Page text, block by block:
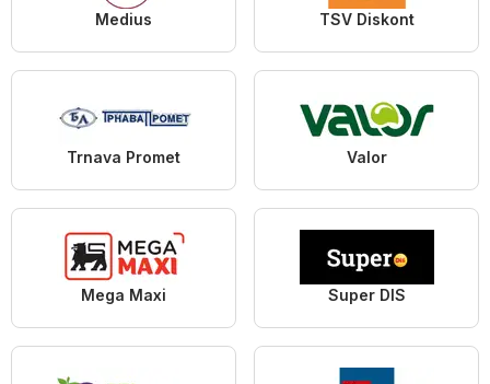
Medius TSV Diskont
Trnava Promet Valor
Mega Maxi Super DIS